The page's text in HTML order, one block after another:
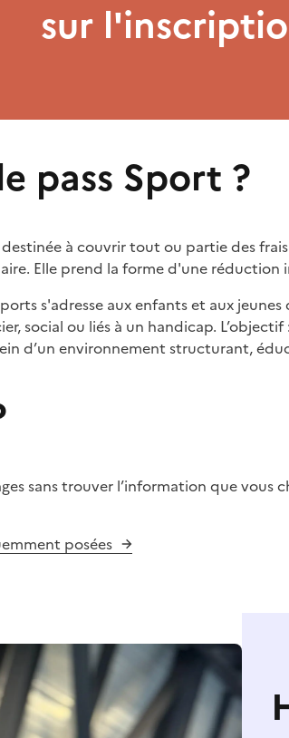
sur
pass Sport ?
à couvrir tout ou partie des
Elle prend la forme d'une
s'adresse aux enfants et aux
social ou liés à un handicap.
d’un environnement structurant,
sans trouver l’information que vous
posées